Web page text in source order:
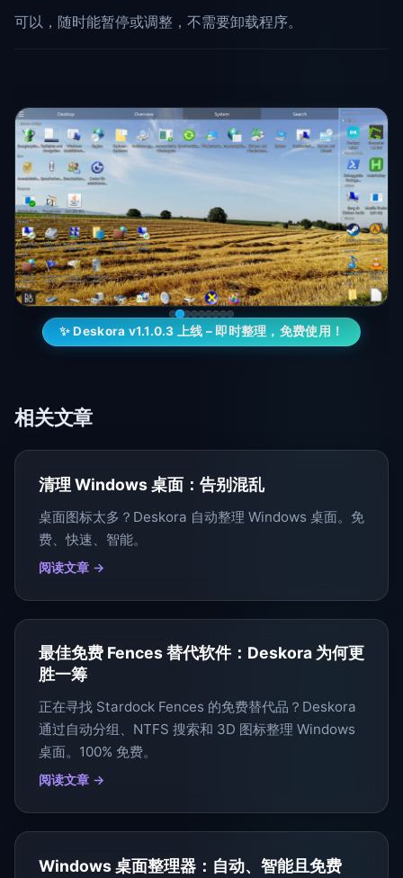
可以，随时能暂停或调整，不需要卸载程序。
✨ Deskora v1.1.0.3 上线 – 即时整理，免费使用！
相关文章
清理 Windows 桌面：告别混乱
桌面图标太多？Deskora 自动整理 Windows 桌面。免
费、快速、智能。
阅读文章 →
最佳免费 Fences 替代软件：Deskora 为何更
胜一筹
正在寻找 Stardock Fences 的免费替代品？Deskora
通过自动分组、NTFS 搜索和 3D 图标整理 Windows
桌面。100% 免费。
阅读文章 →
Windows 桌面整理器：自动、智能且免费